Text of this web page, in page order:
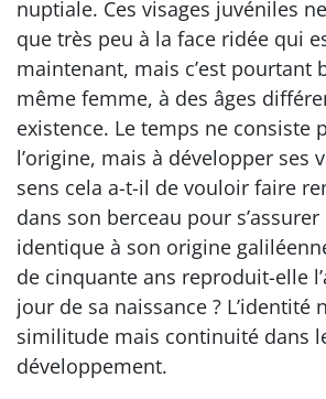
nuptiale. Ces visages juvéniles
que très peu à la face ridée qui
maintenant, mais c’est pourtant
même femme, à des âges
existence. Le temps ne consiste
l’origine, mais à développer ses
sens cela a-t-il de vouloir faire
dans son berceau pour s’assurer
identique à son origine
de cinquante ans reproduit-elle
jour de sa naissance ? L’identité
similitude mais continuité dans
développement.